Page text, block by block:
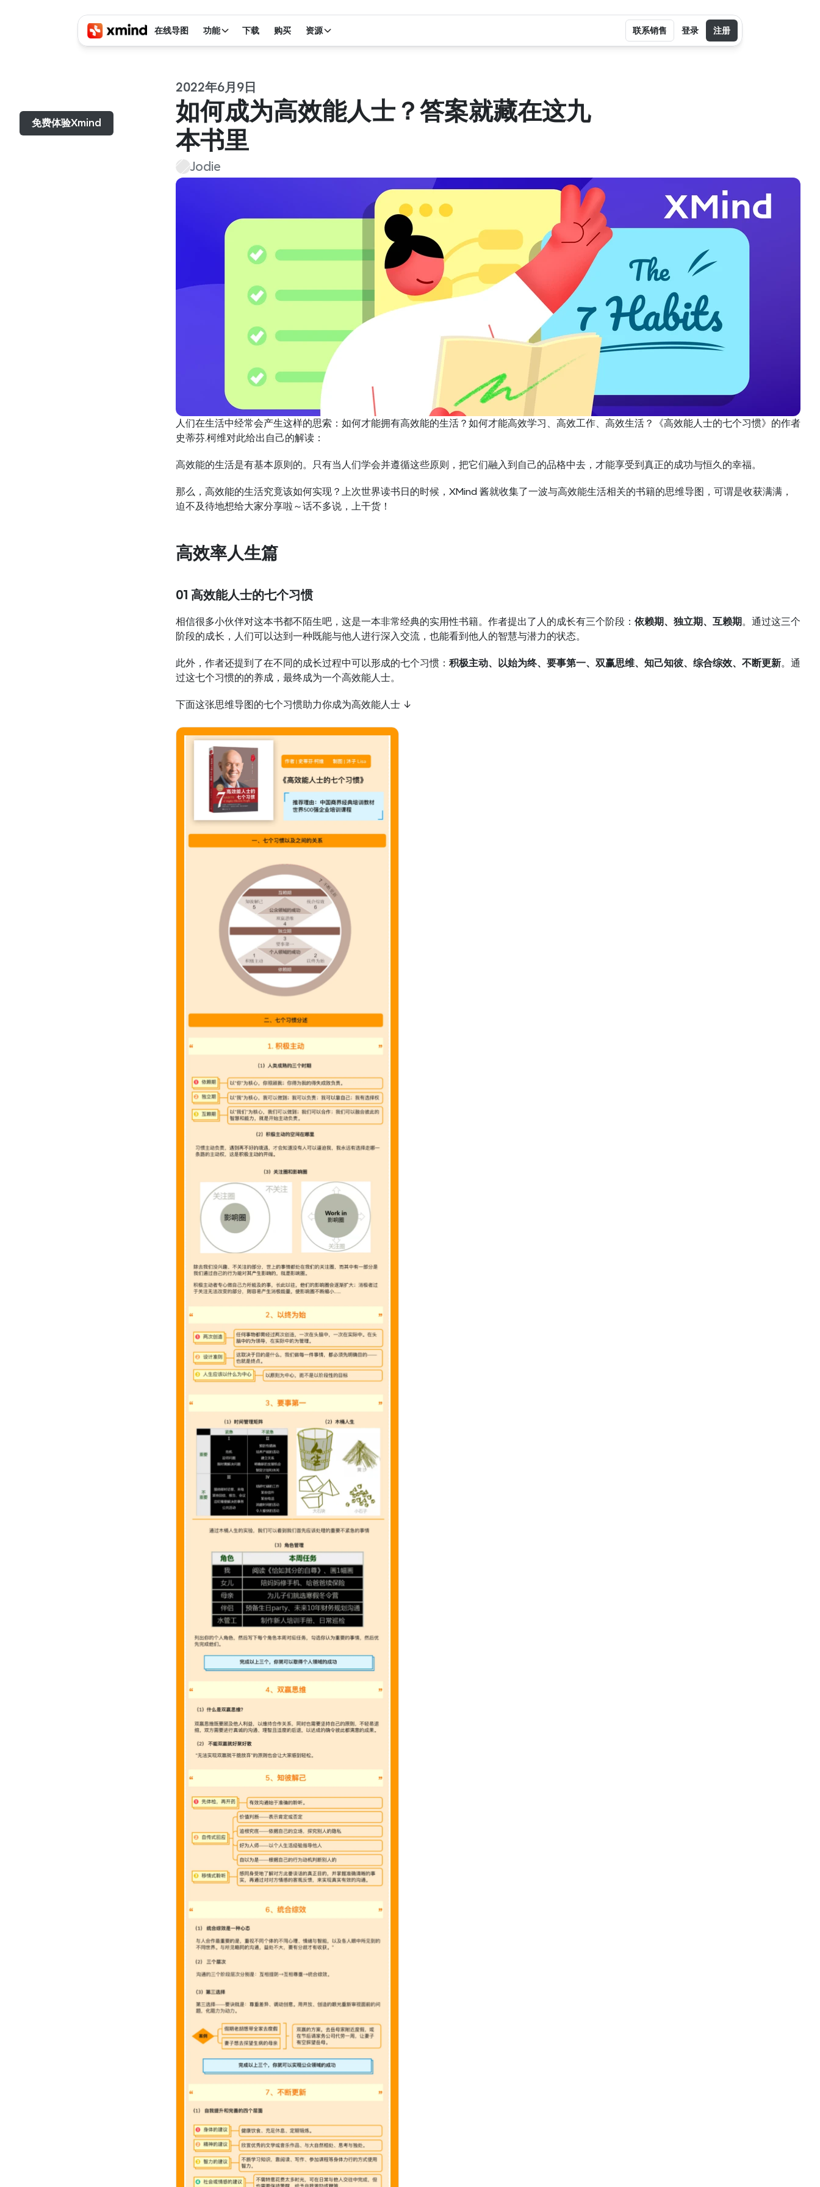
免费体验Xmind
2022年6月9日
如何成为高效能人士？答案就藏在这九
本书里
Jodie
人们在生活中经常会产生这样的思索：如何才能拥有高效能的生活？如何才能高效学习、高效工作、高效生活？《高效能人士的七个习惯》的作者
史蒂芬.柯维对此给出自己的解读：
高效能的生活是有基本原则的。只有当人们学会并遵循这些原则，把它们融入到自己的品格中去，才能享受到真正的成功与恒久的幸福。
那么，高效能的生活究竟该如何实现？上次世界读书日的时候，XMind 酱就收集了一波与高效能生活相关的书籍的思维导图，可谓是收获满满，
迫不及待地想给大家分享啦～话不多说，上干货！
高效率人生篇
01 高效能人士的七个习惯
相信很多小伙伴对这本书都不陌生吧，这是一本非常经典的实用性书籍。作者提出了人的成长有三个阶段： 依赖期、独立期、互赖期 。通过这三个
阶段的成长，人们可以达到一种既能与他人进行深入交流，也能看到他人的智慧与潜力的状态。
此外，作者还提到了在不同的成长过程中可以形成的七个习惯： 积极主动、以始为终、要事第一、双赢思维、知己知彼、综合综效、不断更新。通
过这七个习惯的的养成，最终成为一个高效能人士。
下面这张思维导图的七个习惯助力你成为高效能人士 ↓
在线导图 功能 下载 购买 资源 联系销售 登录 注册